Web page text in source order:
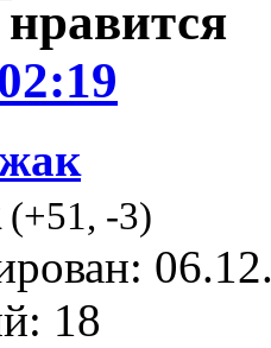
(+51, -3)
18